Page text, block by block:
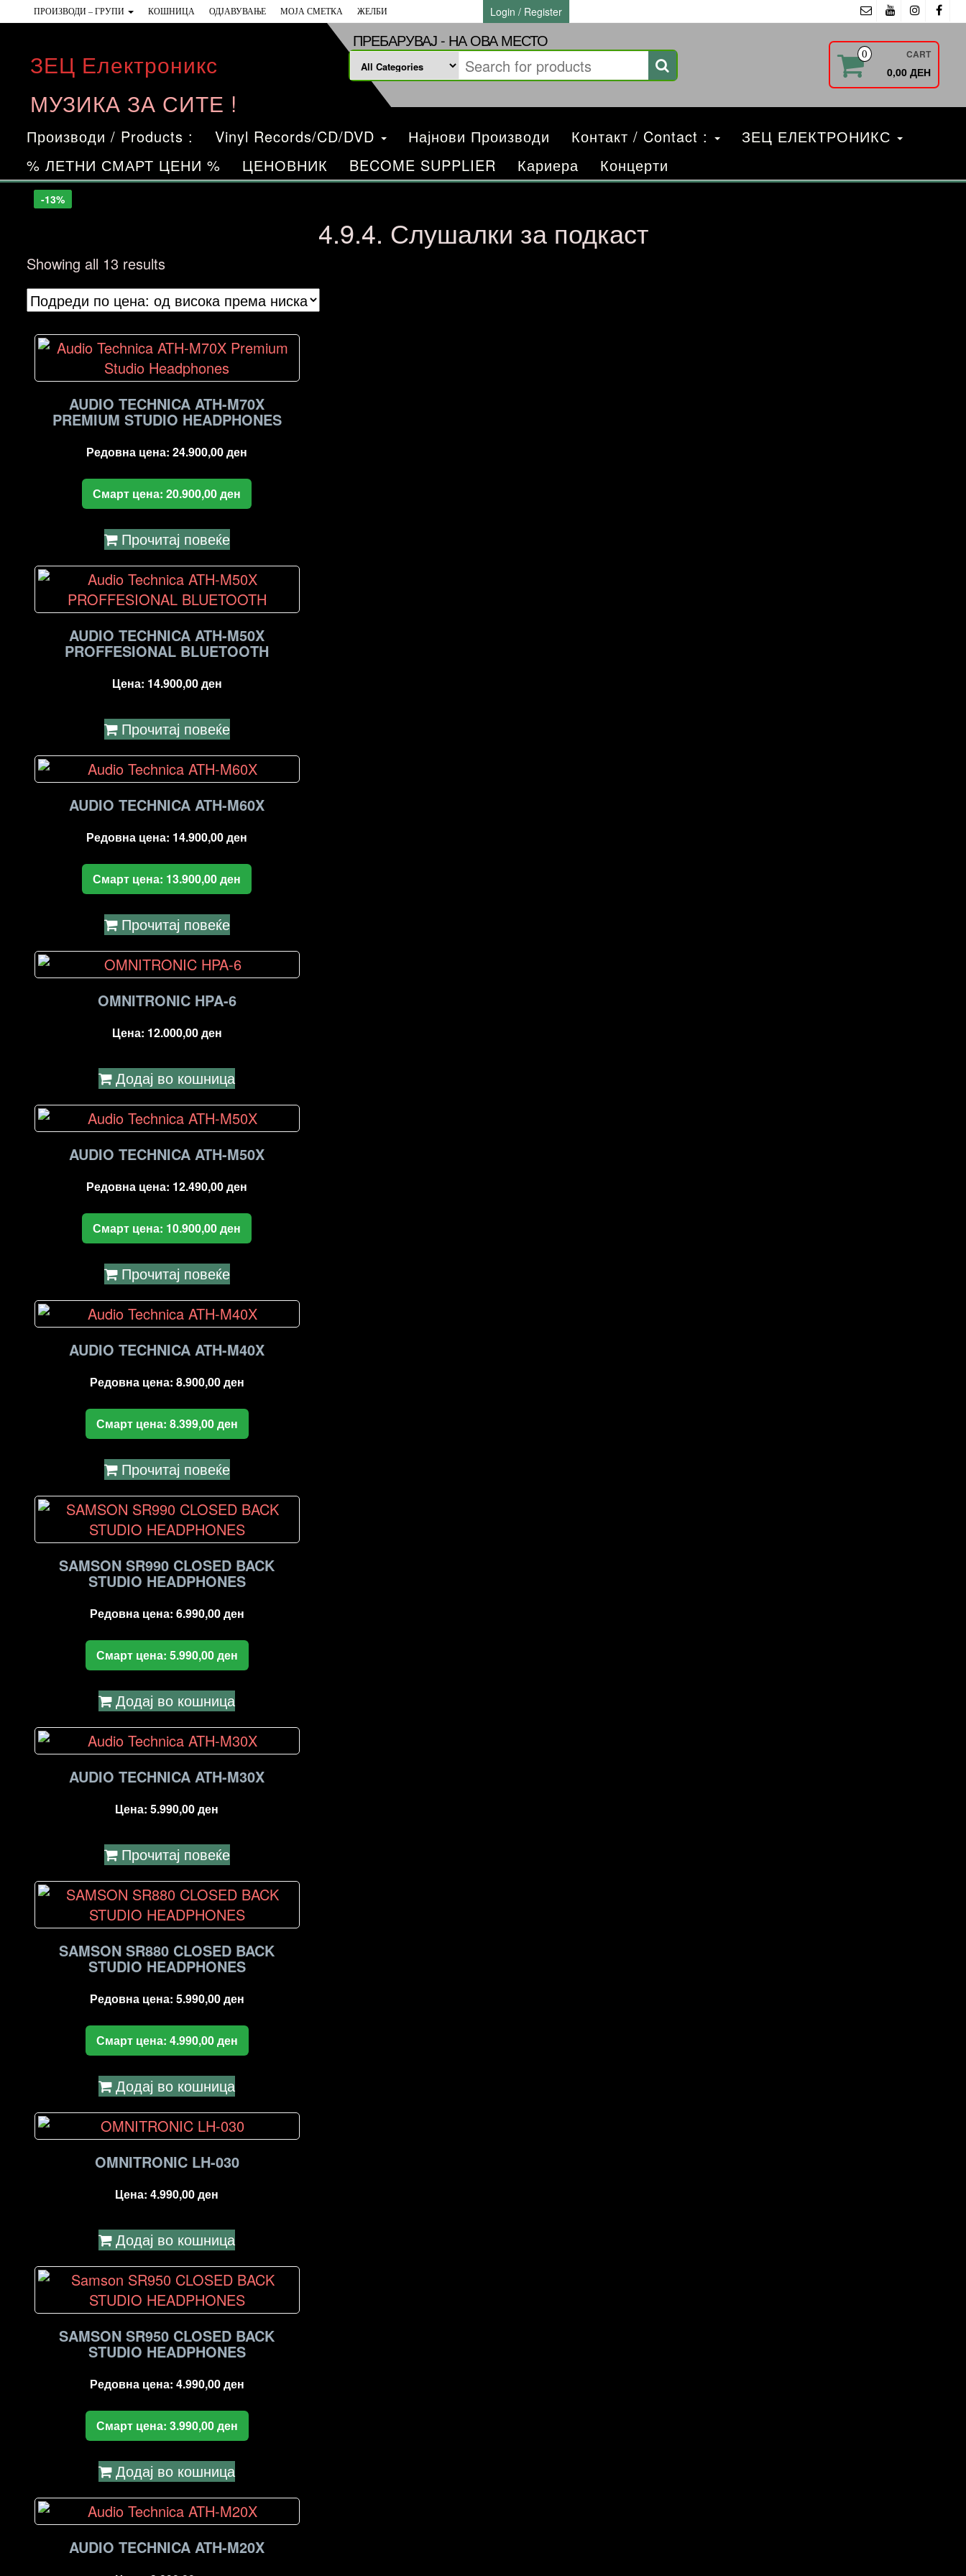
to
content
ПРОИЗВОДИ – ГРУПИ КОШНИЦА ОДЈАВУВАЊЕ МОЈА СМЕТКА ЖЕЛБИ Login / Register
ЗЕЦ Електроникс
МУЗИКА ЗА СИТЕ !
ПРЕБАРУВАЈ - НА ОВА МЕСТО
0 CART
0,00 ДЕН
Производи / Products : Vinyl Records/CD/DVD Најнови Производи Контакт / Contact :
ЗЕЦ ЕЛЕКТРОНИКС
% ЛЕТНИ СМАРТ ЦЕНИ %
ЦЕНОВНИК BECOME SUPPLIER Кариера Концерти
4.9.4. Слушалки за подкаст
Showing all 13 resultsSorted
by
price:
to
low
-16%
AUDIO TECHNICA ATH-M70X
PREMIUM STUDIO HEADPHONES
Редовна цена:24.900,00ден
Смарт цена:20.900,00ден
Прочитај повеќе
AUDIO TECHNICA ATH-M50X
PROFFESIONAL BLUETOOTH
Цена: 14.900,00ден
Прочитај повеќе
-7%
AUDIO TECHNICA ATH-M60X
Редовна цена: 14.900,00ден
Смарт цена: 13.900,00ден
Прочитај повеќе
OMNITRONIC HPA-6
Цена: 12.000,00ден
Додај во кошница
-13%
AUDIO TECHNICA ATH-M50X
Редовна цена: 12.490,00ден
Смарт цена: 10.900,00ден
Прочитај повеќе
-6%
AUDIO TECHNICA ATH-M40X
Редовна цена: 8.900,00ден
Смарт цена: 8.399,00ден
Прочитај повеќе
-14%
SAMSON SR990 CLOSED BACK
STUDIO HEADPHONES
Редовна цена: 6.990,00ден
Смарт цена: 5.990,00ден
Додај во кошница
AUDIO TECHNICA ATH-M30X
Цена:5.990,00ден
Прочитај повеќе
-17%
SAMSON SR880 CLOSED BACK
STUDIO HEADPHONES
Редовна цена: 5.990,00ден
Смарт цена: 4.990,00ден
Додај во кошница
OMNITRONIC LH-030
Цена:4.990,00ден
Додај во кошница
-20%
SAMSON SR950 CLOSED BACK
STUDIO HEADPHONES
Редовна цена: 4.990,00ден
Смарт цена: 3.990,00ден
Додај во кошница
AUDIO TECHNICA ATH-M20X
-13%